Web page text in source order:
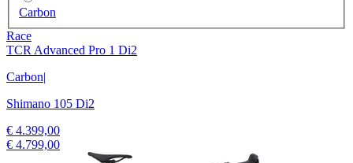
Carbon
Race
TCR Advanced Pro 1 Di2
Carbon|
Shimano 105 Di2
€ 4.399,00
€ 4.799,00